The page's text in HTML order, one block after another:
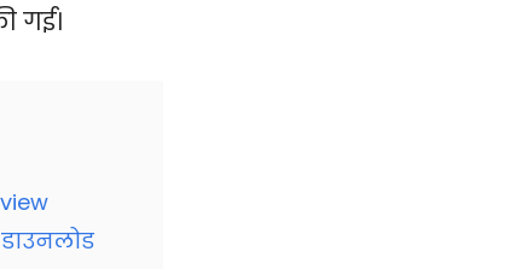
गई।